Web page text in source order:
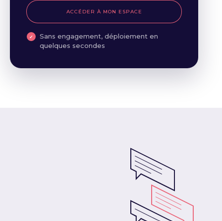
ACCÉDER À MON ESPACE
Sans engagement, déploiement en
quelques secondes